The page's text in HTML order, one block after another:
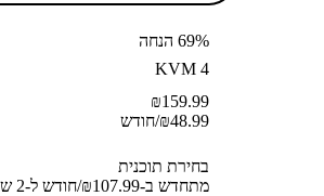
69% הנחה
KVM 4
159.99
₪
48.99
₪/חודש
בחירת תוכנית
מתחדש ב-⁦107.99⁩₪/חודש ל-2 שנים. בטלו בכל עת.